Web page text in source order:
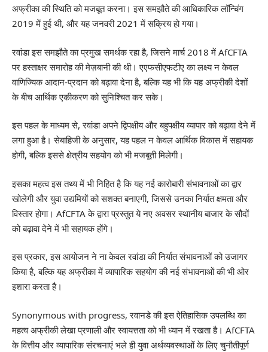
अफ्रीका की स्थिति को मजबूत करना। इस समझौते की आधिकारिक लॉन्चिंग
2019 में हुई थी, और यह जनवरी 2021 में सक्रिय हो गया।
रवांडा इस समझौते का प्रमुख समर्थक रहा है, जिसने मार्च 2018 में AfCFTA
पर हस्ताक्षर समारोह की मेज़बानी की थी। एएफसीएफटीए का लक्ष्य न केवल
वाणिज्यिक आदान-प्रदान को बढ़ावा देना है, बल्कि यह भी कि यह अफ्रीकी देशों
के बीच आर्थिक एकीकरण को सुनिश्चित कर सके।
इस पहल के माध्यम से, रवांडा अपने द्विपक्षीय और बहुपक्षीय व्यापार को बढ़ावा देने में
लगा हुआ है। सेबाहिजी के अनुसार, यह पहल न केवल आर्थिक विकास में सहायक
होगी, बल्कि इससे क्षेत्रीय सहयोग को भी मजबूती मिलेगी।
इसका महत्व इस तथ्य में भी निहित है कि यह नई कारोबारी संभावनाओं का द्वार
खोलेगी और युवा उद्यमियों को सशक्त बनाएगी, जिससे उनका निर्यात क्षमता और
विस्तार होगा। AfCFTA के द्वारा प्रस्तुत ये नए अवसर स्थानीय बाजार के सौदों
को बढ़ावा देने में भी सहायक होंगे।
इस प्रकार, इस आयोजन ने ना केवल रवांडा की निर्यात संभावनाओं को उजागर
किया है, बल्कि यह अफ्रीका में व्यापारिक सहयोग की नई संभावनाओं की भी ओर
इशारा करता है।
Synonymous with progress, रवानडे की इस ऐतिहासिक उपलब्धि का
महत्व अफ्रीकी लेखा प्रणाली और स्वायत्तता को भी ध्यान में रखता है। AfCFTA
के वित्तीय और व्यापारिक संरचनाएं भले ही युवा अर्थव्यवस्थाओं के लिए चुनौतीपूर्ण